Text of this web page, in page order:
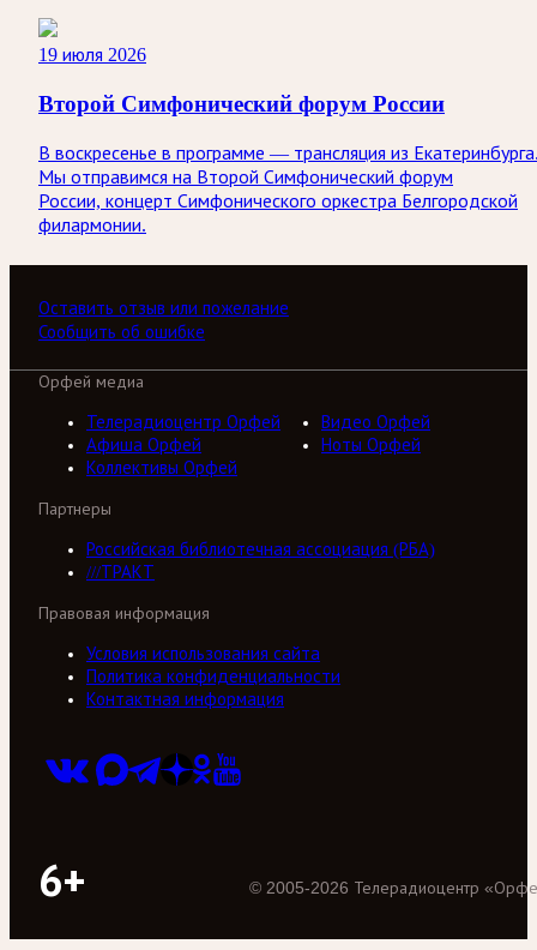
19 июля 2026
Второй Симфонический форум России
В воскресенье в программе — трансляция из
Мы отправимся на Второй Симфонический форум
России, концерт Симфонического оркестра Белгородской
филармонии.
Оставить отзыв или пожелание
Сообщить об ошибке
Орфей медиа
Телерадиоцентр Орфей
Видео Орфей
Афиша Орфей
Ноты Орфей
Коллективы Орфей
Партнеры
Российская библиотечная ассоциация (РБА)
///ТРАКТ
Правовая информация
Условия использования сайта
Политика конфиденциальности
Контактная информация
6+ © 2005-2026 Телерадиоцентр